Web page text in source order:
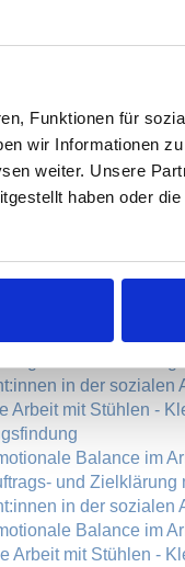
Funktionen für
wir Informationen
weiter. Unsere
haben oder
Mo.,
Uhr-
und
in der sozialen
Arbeit mit Stühlen -
Balance im
und
in der sozialen
Balance im
Arbeit mit Stühlen -